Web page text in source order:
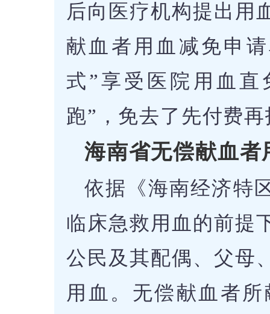
后向医疗机构提出用
献血者用血减免申
式”享受医院用血
跑”，免去了先付费
海南省无偿献血者
依据《海南经济特
临床急救用血的前提
公民及其配偶、父母
用血。无偿献血者